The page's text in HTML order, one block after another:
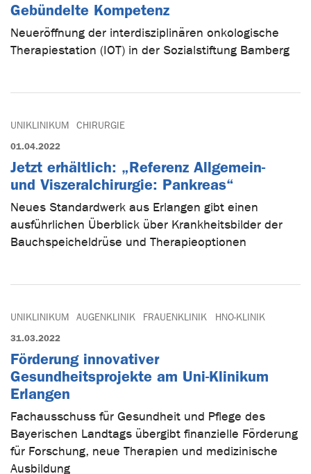
Gebündelte Kompetenz
Neueröffnung der interdisziplinären onkologische
Therapiestation (IOT) in der Sozialstiftung Bamberg
UNIKLINIKUM CHIRURGIE
01.04.2022
Jetzt erhältlich: „Referenz Allgemein-
und Viszeralchirurgie: Pankreas“
Neues Standardwerk aus Erlangen gibt einen
ausführlichen Überblick über Krankheitsbilder der
Bauchspeicheldrüse und Therapieoptionen
UNIKLINIKUM AUGENKLINIK FRAUENKLINIK HNO-KLINIK
31.03.2022
Förderung innovativer
Gesundheitsprojekte am Uni-Klinikum
Erlangen
Fachausschuss für Gesundheit und Pflege des
Bayerischen Landtags übergibt finanzielle Förderung
für Forschung, neue Therapien und medizinische
Ausbildung